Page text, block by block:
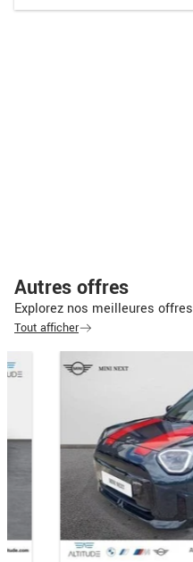
Autres offres
Explorez nos meilleures offres
Tout afficher